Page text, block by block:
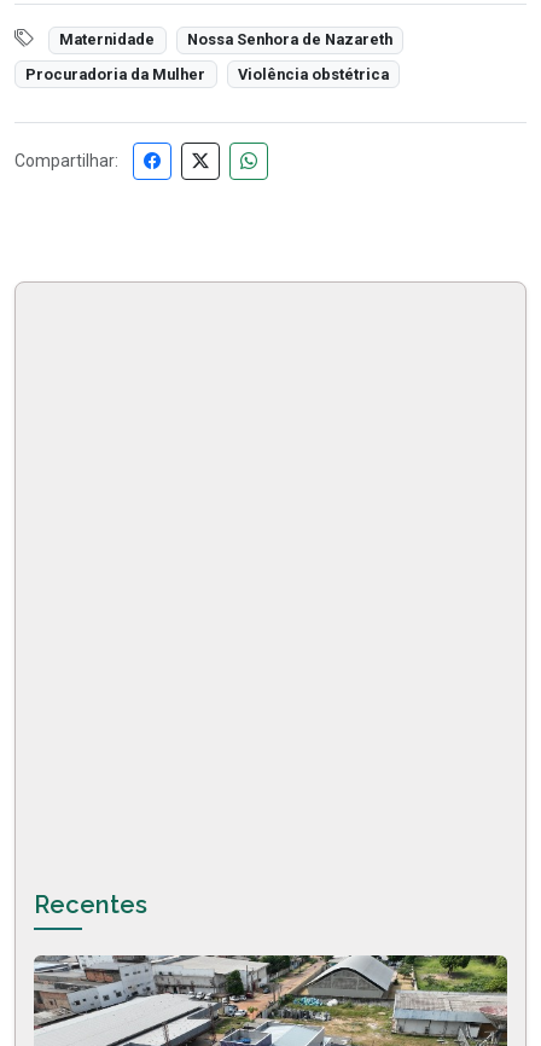
Maternidade
Nossa Senhora de Nazareth
Procuradoria da Mulher
Violência obstétrica
Compartilhar:
Recentes